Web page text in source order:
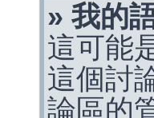
» 我的
這可能
這個討
論區的